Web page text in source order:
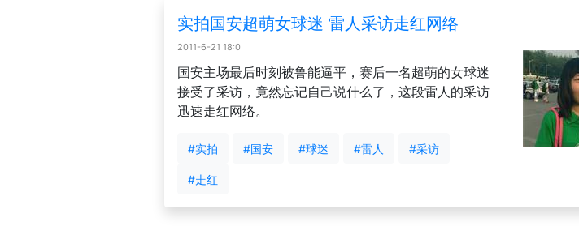
实拍国安超萌女球迷 雷人采访走红网络
2011-6-21 18:0
国安主场最后时刻被鲁能逼平，赛后一名超萌的女球迷
接受了采访，竟然忘记自己说什么了，这段雷人的采访
迅速走红网络。
#实拍 #国安 #球迷 #雷人 #采访
#走红